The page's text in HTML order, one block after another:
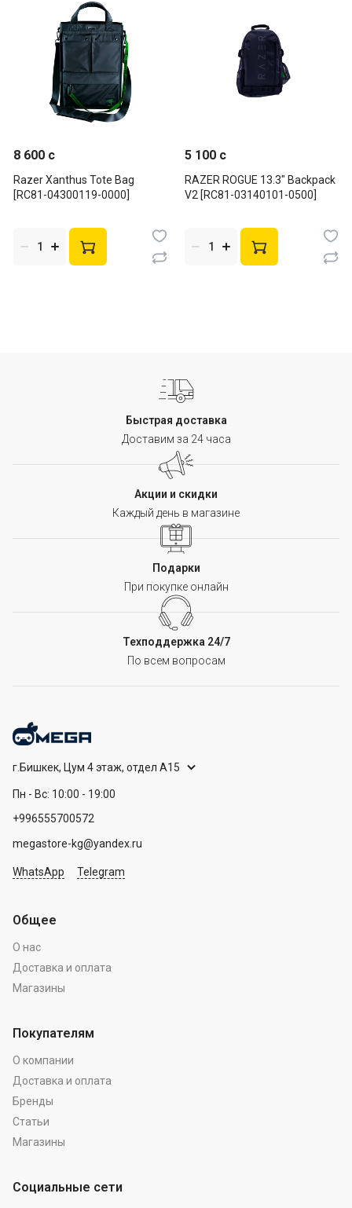
8 600 c
Razer Xanthus Tote Bag
[RC81-04300119-0000]
5 100 c
RAZER ROGUE 13.3" Backpack
V2 [RC81-03140101-0500]
Быстрая доставка
Доставим за 24 часа
Акции и скидки
Каждый день в магазине
Подарки
При покупке онлайн
Техподдержка 24/7
По всем вопросам
г.Бишкек, Цум 4 этаж, отдел А15
Пн - Вс: 10:00 - 19:00
+996555700572
megastore-kg@yandex.ru
WhatsApp Telegram
Общее
О нас
Доставка и оплата
Магазины
Покупателям
О компании
Доставка и оплата
Бренды
Статьи
Магазины
Социальные сети